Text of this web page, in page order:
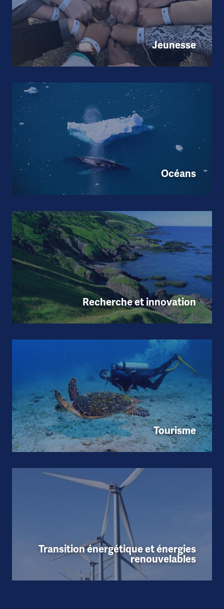
Jeunesse
Océans
Recherche et innovation
Tourisme
Transition énergétique et énergies
renouvelables